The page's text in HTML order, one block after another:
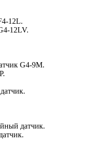
12L.
12LV.
G4-9M.
датчик.